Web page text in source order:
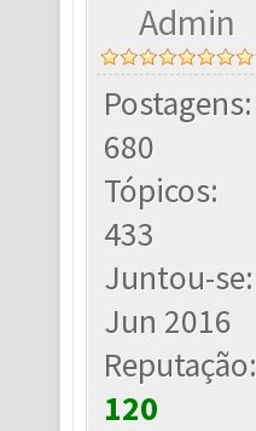
Admin
Postagens:
680
Tópicos:
433
Juntou-se:
Jun 2016
Reputação:
120